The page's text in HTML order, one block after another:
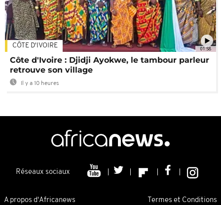
01:58
CÔTE D'IVOIRE
Côte d'Ivoire : Djidji Ayokwe, le tambour parleur
retrouve son village
Il y a 10 heures
Réseaux sociaux
A propos d'Africanews Termes et Conditions